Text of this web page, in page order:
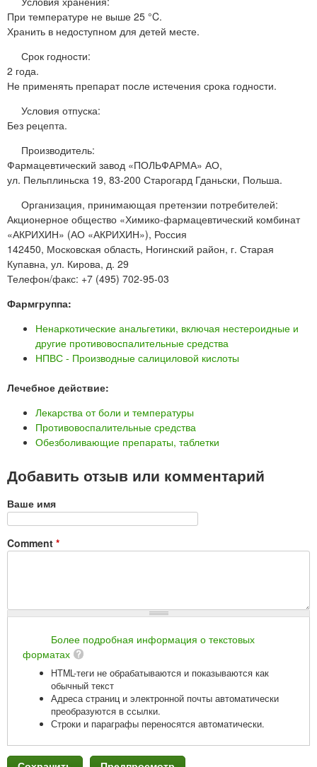
При температуре не выше 25 °C.
Хранить в недоступном для детей месте.
Срок годности:
2 года.
Не применять препарат после истечения срока годности.
Условия отпуска:
Без рецепта.
Производитель:
Фармацевтический завод «ПОЛЬФАРМА» АО,
ул. Пельплиньска 19, 83-200 Старогард Гданьски, Польша.
Организация, принимающая претензии потребителей:
Акционерное общество «Химико-фармацевтический комбинат
«АКРИХИН» (АО «АКРИХИН»), Россия
142450, Московская область, Ногинский район, г. Старая
Купавна, ул. Кирова, д. 29
Телефон/факс: +7 (495) 702-95-03
Фармгруппа:
Ненаркотические анальгетики, включая нестероидные и
другие противовоспалительные средства
НПВС - Производные салициловой кислоты
Лечебное действие:
Лекарства от боли и температуры
Противовоспалительные средства
Обезболивающие препараты, таблетки
Добавить отзыв или комментарий
Ваше имя
Comment *
Более подробная информация о текстовых
форматах
HTML-теги не обрабатываются и показываются как
обычный текст
Адреса страниц и электронной почты автоматически
преобразуются в ссылки.
Строки и параграфы переносятся автоматически.